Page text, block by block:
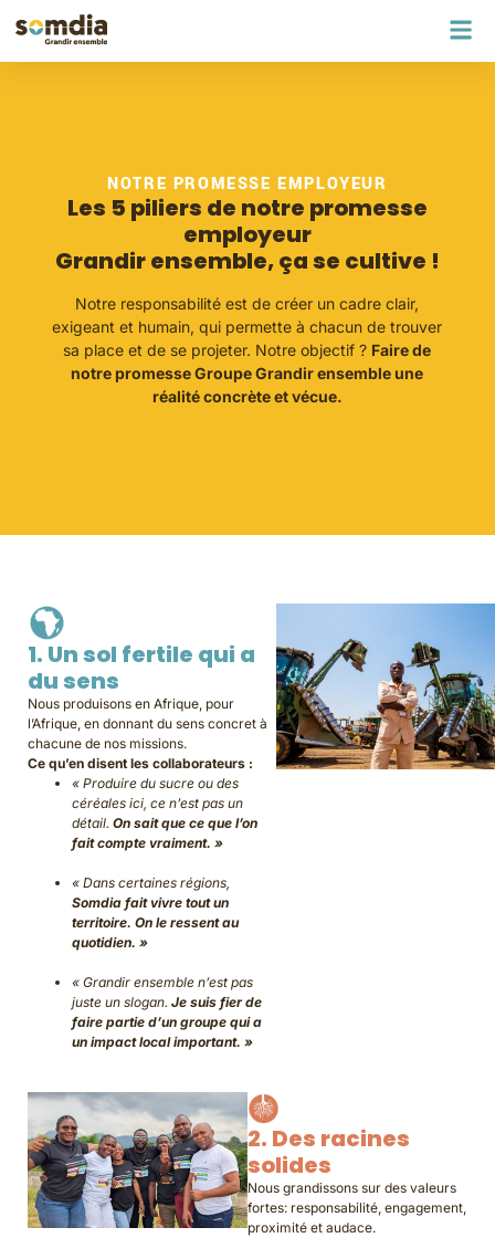
NOTRE PROMESSE EMPLOYEUR
Les 5 piliers de notre promesse
employeur
Grandir ensemble, ça se cultive !
Notre responsabilité est de créer un cadre clair,
exigeant et humain, qui permette à chacun de trouver
sa place et de se projeter. Notre objectif ? Faire de
notre promesse Groupe Grandir ensemble une
réalité concrète et vécue.
1. Un sol fertile qui a
du sens
Nous produisons en Afrique, pour
l’Afrique, en donnant du sens concret à
chacune de nos missions.
Ce qu’en disent les collaborateurs :
« Produire du sucre ou des
céréales ici, ce n’est pas un
détail. On sait que ce que l’on
fait compte vraiment. »
« Dans certaines régions,
Somdia fait vivre tout un
territoire. On le ressent au
quotidien. »
« Grandir ensemble n’est pas
juste un slogan. Je suis fier de
faire partie d’un groupe qui a
un impact local important. »
2. Des racines
solides
Nous grandissons sur des valeurs
fortes: responsabilité, engagement,
proximité et audace.